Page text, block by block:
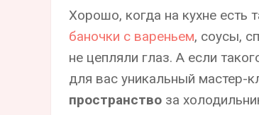
Хорошо, когда на кухне есть
баночки с вареньем, соусы,
не цепляли глаз. А если
для вас уникальный мастер-
пространство за